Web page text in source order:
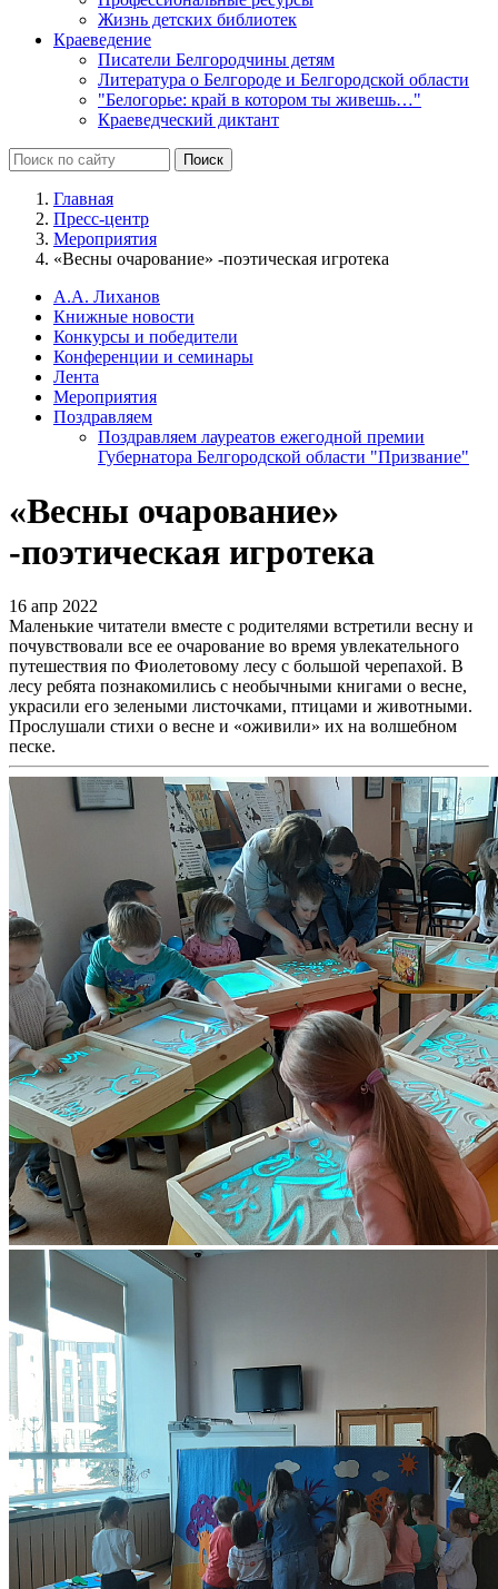
Жизнь детских библиотек
Краеведение
Писатели Белгородчины детям
Литература о Белгороде и Белгородской области
"Белогорье: край в котором ты живешь…"
Краеведческий диктант
Главная
Пресс-центр
Мероприятия
«Весны очарование» -поэтическая игротека
А.А. Лиханов
Книжные новости
Конкурсы и победители
Конференции и семинары
Лента
Мероприятия
Поздравляем
Поздравляем лауреатов ежегодной премии
Губернатора Белгородской области "Призвание"
«Весны очарование»
-поэтическая игротека
16 апр 2022
Маленькие читатели вместе с родителями встретили весну и
почувствовали все ее очарование во время увлекательного
путешествия по Фиолетовому лесу с большой черепахой. В
лесу ребята познакомились с необычными книгами о весне,
украсили его зелеными листочками, птицами и животными.
Прослушали стихи о весне и «оживили» их на волшебном
песке.